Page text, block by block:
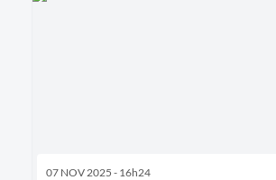
07 NOV 2025 - 16h24